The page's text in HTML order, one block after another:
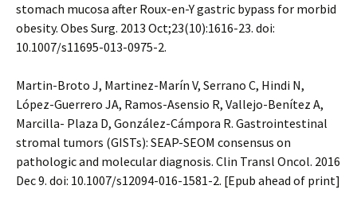
stomach mucosa after Roux-en-Y gastric bypass for morbid
obesity. Obes Surg. 2013 Oct;23(10):1616-23. doi:
10.1007/s11695-013-0975-2.
Martin-Broto J, Martinez-Marín V, Serrano C, Hindi N,
López-Guerrero JA, Ramos-Asensio R, Vallejo-Benítez A,
Marcilla- Plaza D, González-Cámpora R. Gastrointestinal
stromal tumors (GISTs): SEAP-SEOM consensus on
pathologic and molecular diagnosis. Clin Transl Oncol. 2016
Dec 9. doi: 10.1007/s12094-016-1581-2. [Epub ahead of print]